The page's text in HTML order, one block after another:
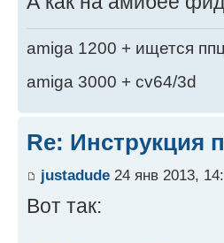
amiga 1200 + ищется
amiga 3000 + cv64/3d
Re: Инструкция
justadude 24 янв 2013,
Вот так: